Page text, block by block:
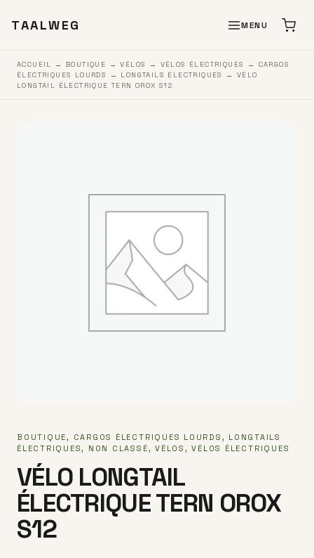
TAALWEG MENU
ACCUEIL →BOUTIQUE →VÉLOS → VÉLOS ÉLECTRIQUES → CARGOS
ÉLECTRIQUES LOURDS
→ LONGTAILS ÉLECTRIQUES
→ VÉLO
LONGTAIL ÉLECTRIQUE TERN OROX S12
BOUTIQUE, CARGOS ÉLECTRIQUES LOURDS , LONGTAILS
ÉLECTRIQUES, NON CLASSÉ,VÉLOS ,VÉLOS ÉLECTRIQUES
VÉLO LONGTAIL
ÉLECTRIQUE TERN OROX
S12